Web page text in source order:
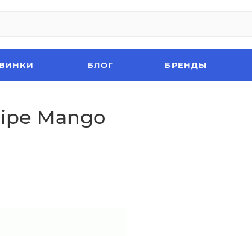
БЛОГ БРЕНДЫ
Mango